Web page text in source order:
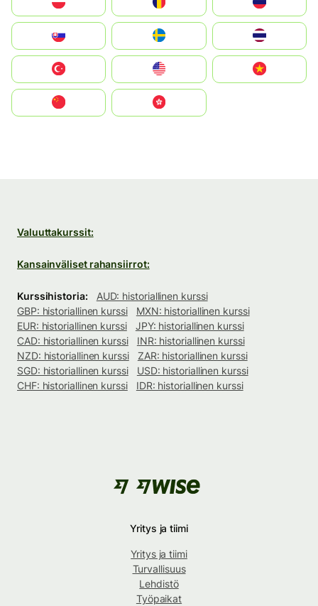
United States
中國香港特別行政區
Valuuttakurssit:
Kansainväliset rahansiirrot:
Kurssihistoria:
AUD: historiallinen kurssi
GBP: historiallinen kurssi
MXN: historiallinen kurssi
EUR: historiallinen kurssi
JPY: historiallinen kurssi
CAD: historiallinen kurssi
INR: historiallinen kurssi
NZD: historiallinen kurssi
ZAR: historiallinen kurssi
SGD: historiallinen kurssi
USD: historiallinen kurssi
CHF: historiallinen kurssi
IDR: historiallinen kurssi
Yritys ja tiimi
Yritys ja tiimi
Turvallisuus
Lehdistö
Työpaikat